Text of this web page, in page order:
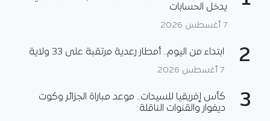
يدخل الحسابات
7 أغسطس 2026
2 ابتداء من اليوم.. أمطار رعدية مرتقبة على 33 ولاية
7 أغسطس 2026
3
كأس إفريقيا للسيدات.. موعد مباراة الجزائر وكوت
ديفوار والقنوات الناقلة